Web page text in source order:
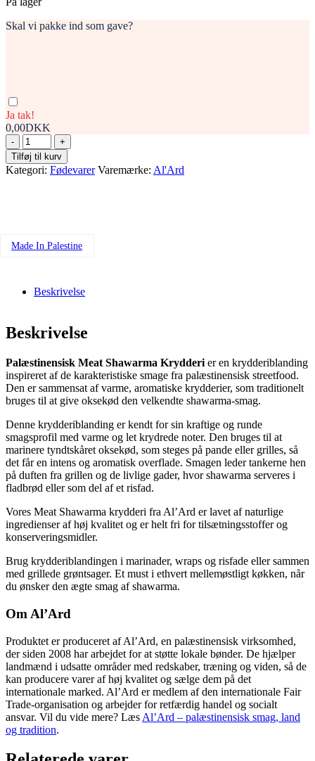
Skal vi pakke ind som gave?
Ja tak!
0,00DKK
Palæstinensisk
Shawarma-
Krydderi
-
Tilføj til kurv
Kategori: Fødevarer Varemærke: Al'Ard
Made In Palestine
Beskrivelse
Beskrivelse
Palæstinensisk Meat Shawarma Krydderi er en krydderiblanding
inspireret af de karakteristiske smage fra palæstinensisk streetfood.
Den er sammensat af varme, aromatiske krydderier, som traditionelt
bruges til at give oksekød den velkendte shawarma-smag.
Denne krydderiblanding er kendt for sin kraftige og runde
smagsprofil med varme og let krydrede noter. Den bruges til at
marinere tyndtskåret oksekød, som steges på pande eller grilles, så
det får en intens og aromatisk overflade. Smagen leder tankerne hen
på duften fra grillen og de livlige gader, hvor shawarma serveres i
fladbrød eller som del af et risfad.
Vores Meat Shawarma krydderi fra Al’Ard er lavet af naturlige
ingredienser af høj kvalitet og er helt fri for tilsætningsstoffer og
konserveringsmidler.
Brug krydderiblandingen i marinader, wraps og risfade eller sammen
med grillede grøntsager. Et must i ethvert mellemøstligt køkken, når
du ønsker den ægte smag af shawarma.
Om Al’Ard
Produktet er produceret af Al’Ard, en palæstinensisk virksomhed,
der siden 2008 har arbejdet for at støtte lokale bønder. De hjælper
landmænd i udsatte områder med redskaber, træning og viden, så de
kan producere varer af høj kvalitet og sælge dem på det
internationale marked. Al’Ard er medlem af den internationale Fair
Trade-organisation og arbejder for retfærdig handel og socialt
ansvar. Vil du vide mere? Læs Al’Ard – palæstinensisk smag, land
og tradition.